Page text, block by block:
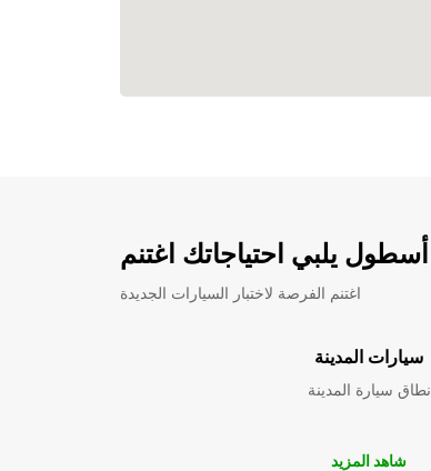
أسطول يلبي احتياجاتك اغتنم
اغتنم الفرصة لاختبار السيارات الجديدة
سيارات المدينة
نطاق سيارة المدينة
شاهد المزيد